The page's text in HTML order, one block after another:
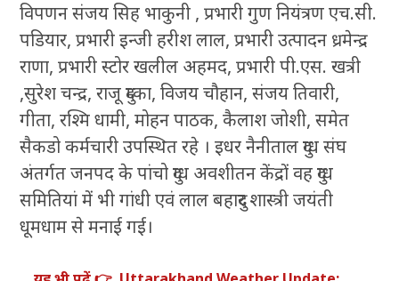
विपणन संजय सिह भाकुनी , प्रभारी गुण नियंत्रण एच.सी.
पडियार, प्रभारी इन्जी हरीश लाल, प्रभारी उत्पादन ध्रमेन्द्र
राणा, प्रभारी स्टोर खलील अहमद, प्रभारी पी.एस. खत्री
,सुरेश चन्द्र, राजू दुम्का, विजय चौहान, संजय तिवारी,
गीता, रश्मि धामी, मोहन पाठक, कैलाश जोशी, समेत
सैकडो कर्मचारी उपस्थित रहे । इधर नैनीताल दुग्ध संघ
अंतर्गत जनपद के पांचो दुग्ध अवशीतन केंद्रों वह दुग्ध
समितियां में भी गांधी एवं लाल बहादुर शास्त्री जयंती
धूमधाम से मनाई गई।